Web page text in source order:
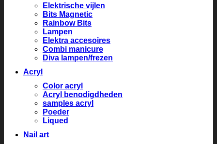
Elektrische vijlen
Bits Magnetic
Rainbow Bits
Lampen
Elektra accesoires
Combi manicure
Diva lampen/frezen
Acryl
Color acryl
Acryl benodigdheden
samples acryl
Poeder
Liqued
Nail art